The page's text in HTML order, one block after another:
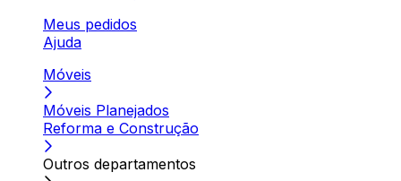
Meus pedidos
Ajuda
Móveis
Móveis Planejados
Reforma e Construção
Outros departamentos